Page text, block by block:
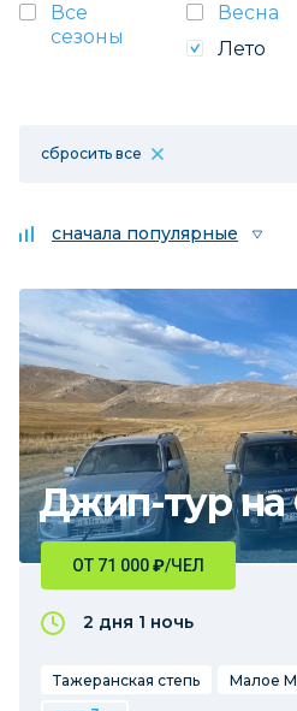
Все
сезоны
Весна
Лето
сбросить все
сначала популярные
Джип-тур на
ОТ 71 000₽/ЧЕЛ
2 дня 1 ночь
Тажеранская степь Малое